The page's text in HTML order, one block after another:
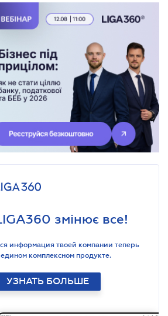
змінює все!
информация твоей компании теперь
едином комплексном продукте.
УЗНАТЬ БОЛЬШЕ